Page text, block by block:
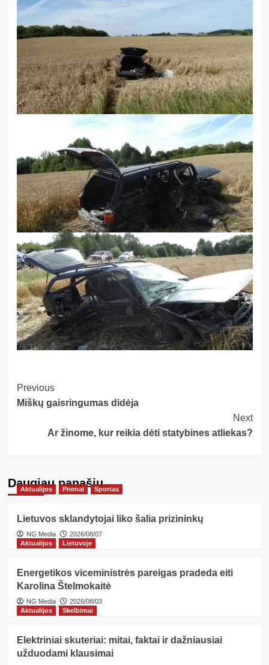
Post
Navigation
Previous
Miškų gaisringumas didėja
Next
Ar žinome, kur reikia dėti statybines atliekas?
Daugiau panašių…
Aktualijos Prienai Sportas
Lietuvos sklandytojai liko šalia prizininkų
NG Media
2026/08/07
Aktualijos
Lietuvoje
Energetikos viceministrės pareigas pradeda eiti
Karolina Štelmokaitė
NG Media
2026/08/03
Aktualijos
Skelbimai
Elektriniai skuteriai: mitai, faktai ir dažniausiai
užduodami klausimai